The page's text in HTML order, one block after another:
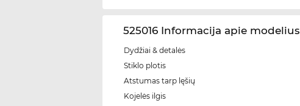
525016 Informacija apie modelius
Dydžiai & detalės
Stiklo plotis
Atstumas tarp lęšių
Kojelės ilgis